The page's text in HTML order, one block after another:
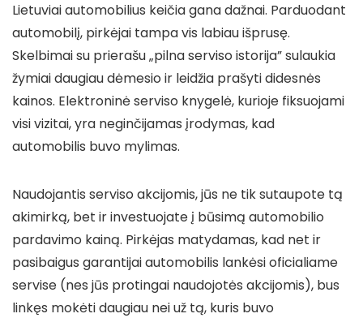
Lietuviai automobilius keičia gana dažnai. Parduodant
automobilį, pirkėjai tampa vis labiau išprusę.
Skelbimai su prierašu „pilna serviso istorija” sulaukia
žymiai daugiau dėmesio ir leidžia prašyti didesnės
kainos. Elektroninė serviso knygelė, kurioje fiksuojami
visi vizitai, yra neginčijamas įrodymas, kad
automobilis buvo mylimas.
Naudojantis serviso akcijomis, jūs ne tik sutaupote tą
akimirką, bet ir investuojate į būsimą automobilio
pardavimo kainą. Pirkėjas matydamas, kad net ir
pasibaigus garantijai automobilis lankėsi oficialiame
servise (nes jūs protingai naudojotės akcijomis), bus
linkęs mokėti daugiau nei už tą, kuris buvo